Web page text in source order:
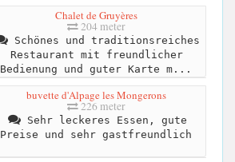
Chalet de Gruyères
204 meter
Schönes und traditionsreiches
Restaurant mit freundlicher
Bedienung und guter Karte m...
buvette d'Alpage les Mongerons
226 meter
Sehr leckeres Essen, gute
Preise und sehr gastfreundlich